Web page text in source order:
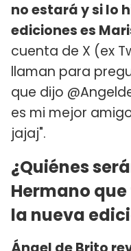
no estará y si lo
ediciones es
cuenta de X (ex
llaman para
que dijo
es mi mejor
jajaj".
¿Quiénes
Hermano
la nueva